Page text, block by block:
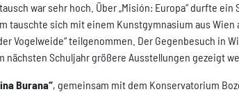
war sehr hoch. Über „Misión: Europa“ durfte ein
tauschte sich mit einem Kunstgymnasium aus
Vogelweide“ teilgenommen. Der Gegenbesuch in
nächsten Schuljahr größere Ausstellungen gezeigt
Burana“, gemeinsam mit dem Konservatorium